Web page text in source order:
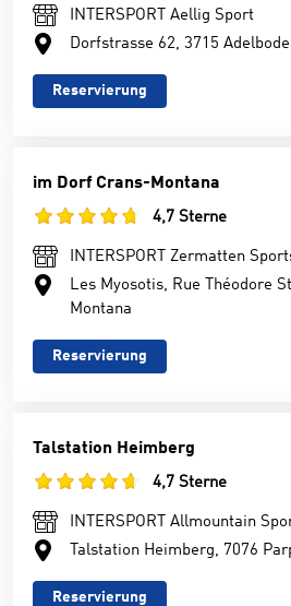
INTERSPORT Aellig Sport
Dorfstrasse 62, 3715
Reservierung
im Dorf Crans-Montana
4,7 Sterne
INTERSPORT Zermatten
Les Myosotis, Rue Théodore
Montana
Reservierung
Talstation Heimberg
4,7 Sterne
INTERSPORT Allmountain
Talstation Heimberg, 7076
Reservierung